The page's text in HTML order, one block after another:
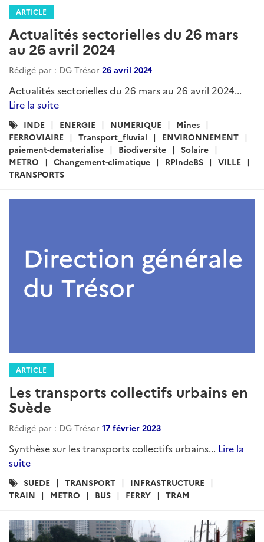
ARTICLE
Actualités sectorielles du 26 mars
au 26 avril 2024
Rédigé par : DG Trésor 26 avril 2024
Actualités sectorielles du 26 mars au 26 avril 2024...
Lire la suite
Catégories
:
INDE ENERGIE NUMERIQUE
Mines
FERROVIAIRE
Transport_fluvial
ENVIRONNEMENT
paiement-dematerialise
Biodiversite
Solaire
METRO
Changement-climatique RPIndeBS
VILLE
TRANSPORTS
ARTICLE
Les transports collectifs urbains en
Suède
Rédigé par : DG Trésor 17 février 2023
Synthèse sur les transports collectifs urbains... Lire la
suite
Catégories
:
SUEDE TRANSPORT
INFRASTRUCTURE
TRAIN
METRO BUS FERRY TRAM